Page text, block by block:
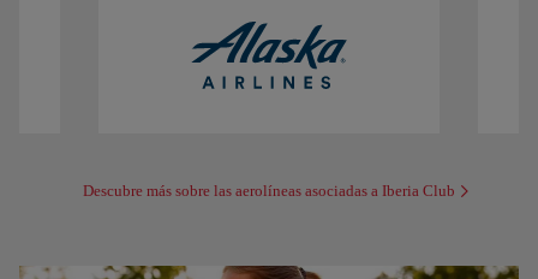
Descubre más sobre las aerolíneas asociadas a Iberia Club